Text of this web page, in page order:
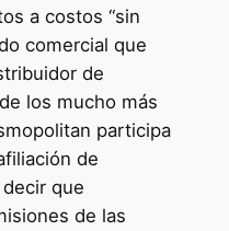
a costos “sin
comercial que
de
los mucho más
participa
de
que
de las